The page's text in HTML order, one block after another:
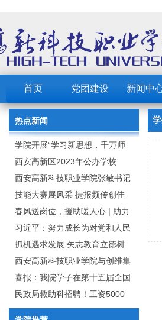
首页 党团建设 新闻中
热点新闻
学院开展“学习新思想，千万师
生同上一堂课”活动
西安高新区2023年公办学校
（园） 公开招聘教职工公告
西安高新科技职业学院张敏书记
为全院师生党员上党课
技能大赛展风采 捷报频传创佳
绩：西安高新科技职业学院师生
在2023年陕西省职业技能大赛中
取佳绩
春风送岗位，援助暖人心 | 助力
毕业生求职就业
习近平：努力成长为对党和人民
忠诚可靠、堪当时代重任的栋梁
之才
抓机遇求发展 矢志教育立德树
人：西安高新科技职业学院召开
2020年年终总结暨表彰网络视频
会
西安高新科技职业学院与创维集
团举行校企合作签约仪式
喜报：我院学子在第十五届全国
大学生广告艺术大赛（大广
赛）、第十一届未来设计师.高校
民政局救助科招聘！工资5000
元/月